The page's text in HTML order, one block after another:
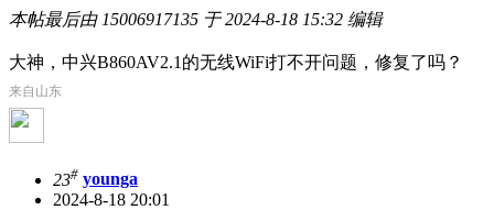
本帖最后由 15006917135 于 2024-8-18 15:32 编辑
大神，中兴B860AV2.1的无线WiFi打不开问题，修复了吗？
来自山东
23# younga
2024-8-18 20:01